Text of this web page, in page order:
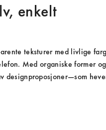
enkelt
teksturer med livlige
Med organiske former
designproposjoner—som